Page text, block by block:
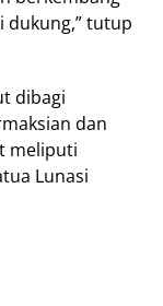
dukung,” tutup
dibagi
dan
meliputi
Lunasi